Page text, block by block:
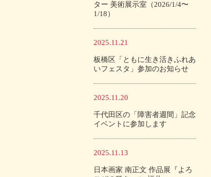
ター 美術展示室（2026/1/4〜
1/18）
2025.11.21
板橋区「ともに生き活きふれあ
いフェスタ」参加のお知らせ
2025.11.20
千代田区の「障害者週間」記念
イベントに参加します
2025.11.13
日本画家 南正文 作品展『よろ